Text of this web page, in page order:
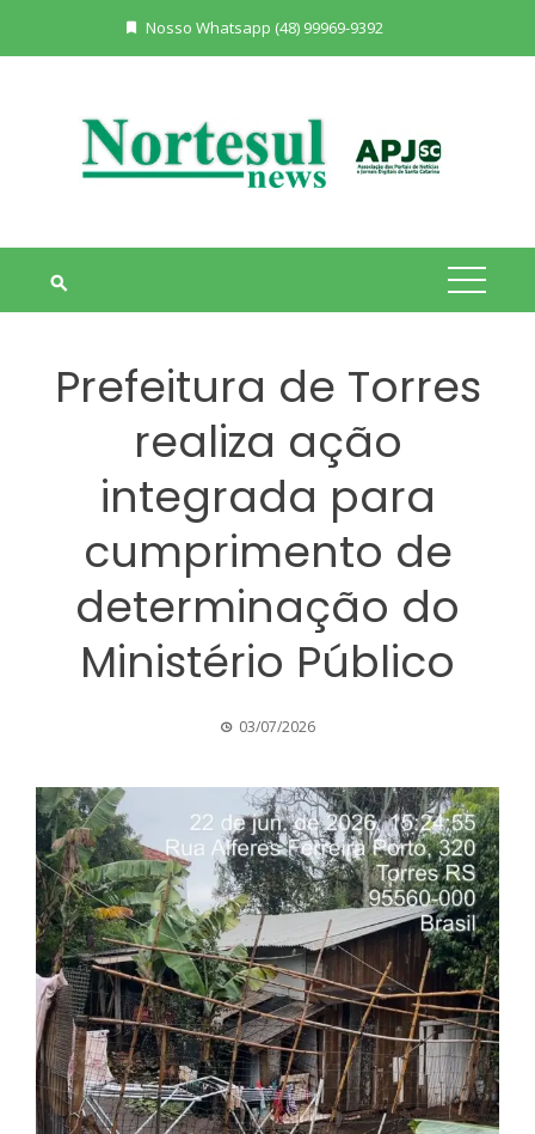
Nosso Whatsapp (48) 99969-9392
Prefeitura de Torres
realiza ação
integrada para
cumprimento de
determinação do
Ministério Público
03/07/2026